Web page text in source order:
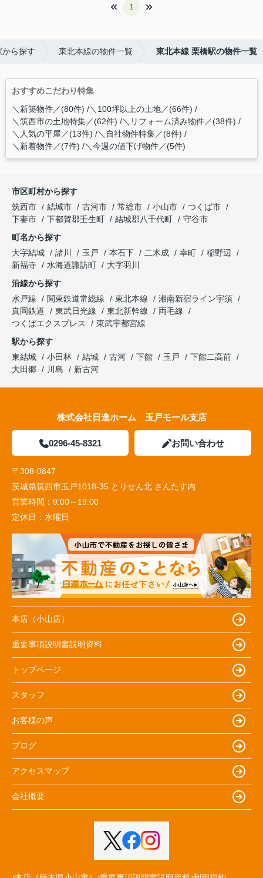
1
ら探す 東北本線の物件一覧 東北本線 栗橋駅の物件一覧
おすすめこだわり特集
＼新築物件／(80件) ＼100坪以上の土地／(66件)
＼筑西市の土地特集／(62件) ＼リフォーム済み物件／(38件)
＼人気の平屋／(13件) ＼自社物件特集／(8件)
＼新着物件／(7件) ＼今週の値下げ物件／(5件)
市区町村から探す
筑西市
結城市 古河市 常総市 小山市
つくば市
下妻市
下都賀郡壬生町 結城郡八千代町
守谷市
町名から探す
大字結城
諸川 玉戸 本石下 二木成 幸町
稲野辺
新福寺
水海道諏訪町
大字羽川
沿線から探す
水戸線
関東鉄道常総線 東北本線
湘南新宿ライン宇須
真岡鉄道
東武日光線 東北新幹線
両毛線
つくばエクスプレス
東武宇都宮線
駅から探す
東結城
小田林 結城 古河 下館 玉戸
下館二高前
大田郷
川島 新古河
株式会社日進ホーム 玉戸モール支店
0296-45-8321 お問い合わせ
〒308-0847
茨城県筑西市玉戸1018-35 とりせん北 さんたす内
営業時間： 9:00～19:00
定休日： 水曜日
本店（小山店）
重要事項説明書説明資料
トップページ
スタッフ
お客様の声
ブログ
アクセスマップ
会社概要